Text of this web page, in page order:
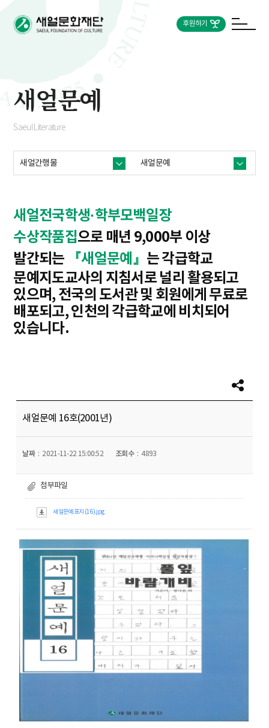
후원하기
새얼문예
Saeul Literature
새얼간행물 새얼문예
새얼전국학생·학부모백일장
수상작품집으로 매년 9,000부 이상
발간되는
『새얼문예』 는 각급학교
문예지도교사의 지침서로 널리 활용되고
있으며, 전국의 도서관 및 회원에게 무료로
배포되고, 인천의 각급학교에 비치되어
있습니다.
새얼문예 16호(2001년)
날짜 2021-11-22 15:00:52 조회수 4893
첨부파일
새얼문예 표지 (16).jpg